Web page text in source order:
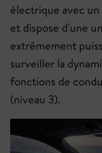
électrique avec
et dispose d'une
extrêmement
surveiller la
fonctions de
(niveau 3).